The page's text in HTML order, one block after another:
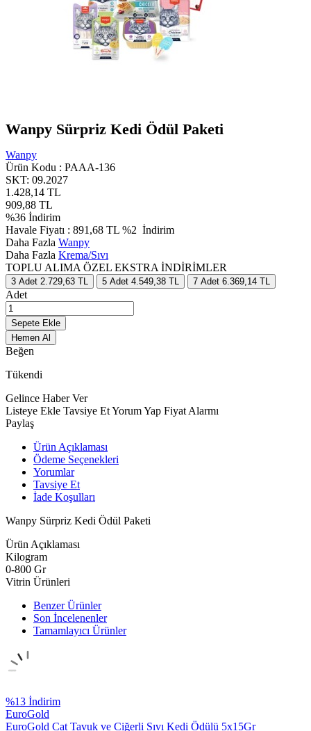
Wanpy Sürpriz Kedi Ödül Paketi
Wanpy
Ürün Kodu : PAAA-136
SKT: 09.2027
1.428,14 TL
909,88 TL
%36 İndirim
Havale Fiyatı : 891,68 TL %2 İndirim
Daha Fazla Wanpy
Daha Fazla Krema/Sıvı
TOPLU ALIMA ÖZEL EKSTRA İNDİRİMLER
3 Adet 2.729,63 TL 5 Adet 4.549,38 TL 7 Adet 6.369,14 TL
Adet
Sepete Ekle
Hemen Al
Beğen
Tükendi
Gelince Haber Ver
Listeye Ekle Tavsiye EtYorum Yap Fiyat Alarmı
Paylaş
Ürün Açıklaması
Ödeme Seçenekleri
Yorumlar
Tavsiye Et
İade Koşulları
Wanpy Sürpriz Kedi Ödül Paketi
Ürün Açıklaması
Kilogram
0-800 Gr
Vitrin Ürünleri
Benzer Ürünler
Son İncelenenler
Tamamlayıcı Ürünler
%13 İndirim
EuroGold
EuroGold Cat Tavuk ve Ciğerli Sıvı Kedi Ödülü 5x15Gr